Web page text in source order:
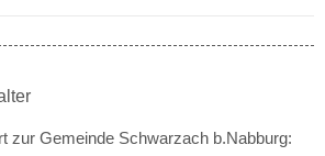
zur Gemeinde Schwarzach b.Nabburg: